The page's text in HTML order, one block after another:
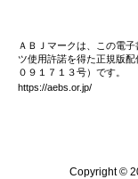
ＡＢＪマークは、この電
ツ使用許諾を得た正規版
０９１７１３号）です。
https://aebs.or.jp/
Copyright ©